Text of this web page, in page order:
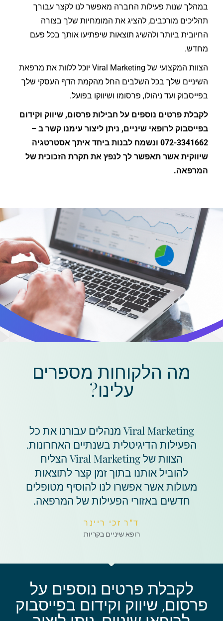
במהלך שנות פעילות החברה מאפשר לנו לקצר עבורך
תהליכים מורכבים, להציג את המומחיות שלך בצורה
החיובית ביותר ולהשיג תוצאות שיפתיעו אותך בכל פעם
מחדש.
הצוות המקצועי של Viral Marketing יוכל ללוות את מרפאת
השיניים שלך בכל השלבים החל מהקמת הדף העסקי שלך
בפייסבוק ועד ניהולו, פרסומו ושיווקו בפועל.
לקבלת פרטים נוספים על חבילות פרסום, שיווק וקידום
בפייסבוק לרופאי שיניים, ניתן ליצור עימנו קשר ב –
072-3341662 ונשמח לבנות ביחד איתך אסטרטגיה
שיווקית אשר תאפשר לך לנפץ את תקרת הזכוכית של
המרפאה.
מה הלקוחות מספרים
עלינו?
Viral Marketing מנהלים עבורנו את כל
הפעילות הדיגיטלית בשנתיים האחרונות.
הצוות של Viral Marketing הצליח
להוביל אותנו בתוך זמן קצר לתוצאות
מעולות אשר אפשרו לנו להוסיף מטופלים
חדשים באזורי הפעילות של המרפאה.
ד"ר זכי ריינר
רופא שיניים בקריות
לקבלת פרטים נוספים על
פרסום, שיווק וקידום בפייסבוק